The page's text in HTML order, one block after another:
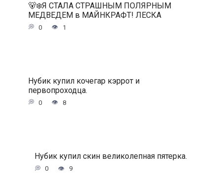
🐻‍❄️Я СТАЛА СТРАШНЫМ ПОЛЯРНЫМ
МЕДВЕДЕМ в МАЙНКРАФТ! ЛЕСКА
0 1
Нубик купил кочегар кэррот и
первопроходца.
0 8
Нубик купил скин великолепная пятерка.
0 9